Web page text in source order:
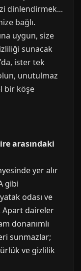
dinlendirmek...
bağlı.
uygun, size
sunacak
ister tek
unutulmaz
bir köşe
arasındaki
yer alır
gibi
odası ve
Apart daireler
donanımlı
sunmazlar;
ve gizlilik